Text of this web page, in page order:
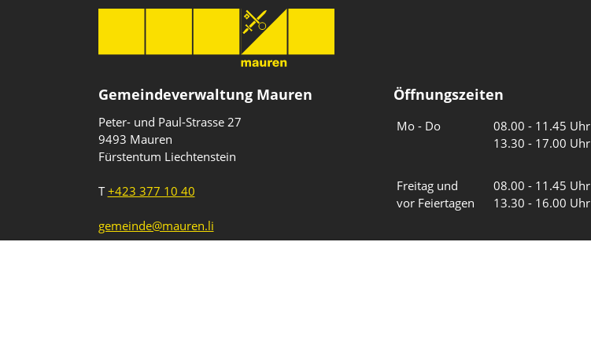
Gemeindeverwaltung Mauren
Peter- und Paul-Strasse 27
9493 Mauren
Fürstentum Liechtenstein
T+423 377 10 40
gemeinde@mauren.li
Öffnungszeiten
Mo - Do
08.00 - 11.45 Uhr
13.30 - 17.00 Uhr
Freitag und
vor Feiertagen
08.00 - 11.45 Uhr
13.30 - 16.00 Uhr
Sa und So geschlossen